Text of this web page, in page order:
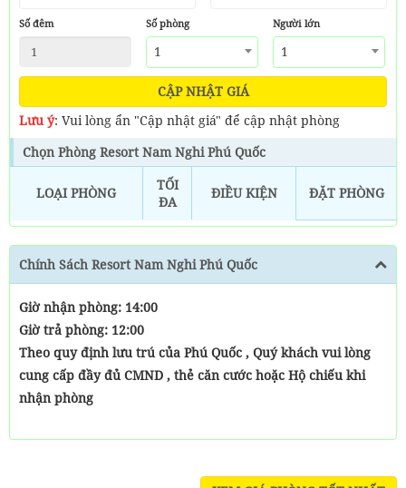
Với nét thanh lịch tinh tế, ốc đảo Nam Nghi sang trọng là minh
chứng cho điểm đến tuyệt vời tại Phú Quốc – nơi được cả thế giới
Số đêm Số phòng
1
Người lớn
1
CẬP NHẬT GIÁ
Lưu ý: Vui lòng ẩn "Cập nhật giá" để cập nhật phòng
Chọn Phòng Resort Nam Nghi Phú Quốc
LOẠI PHÒNG
TỐI
ĐA
ĐIỀU KIỆN ĐẶT PHÒNG
Chính Sách Resort Nam Nghi Phú Quốc
Giờ nhận phòng: 14:00
Giờ trả phòng: 12:00
Theo quy định lưu trú của Phú Quốc , Quý khách vui lòng
cung cấp đầy đủ CMND , thẻ căn cước hoặc Hộ chiếu khi
nhận phòng